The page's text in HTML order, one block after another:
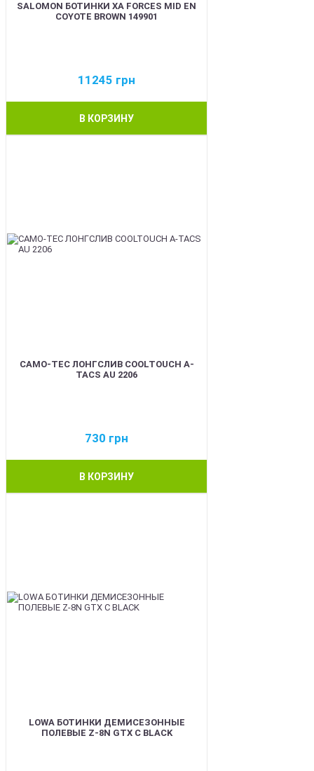
SALOMON БОТИНКИ XA FORCES MID EN
COYOTE BROWN 149901
11245 грн
В КОРЗИНУ
CAMO-TEC ЛОНГСЛИВ COOLTOUCH A-
TACS AU 2206
730 грн
В КОРЗИНУ
LOWA БОТИНКИ ДЕМИСЕЗОННЫЕ
ПОЛЕВЫЕ Z-8N GTX C BLACK